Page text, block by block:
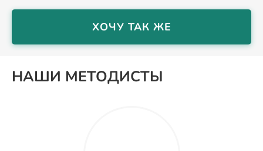
ХОЧУ ТАК ЖЕ
НАШИ МЕТОДИСТЫ